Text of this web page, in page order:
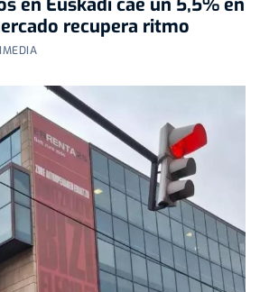
en Euskadi cae un 5,5% en
recupera ritmo